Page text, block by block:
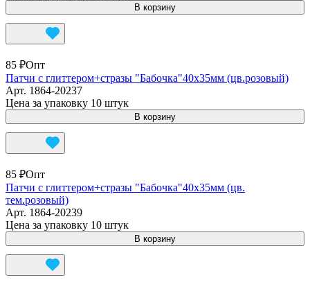
В корзину
85 ₽Опт
Патчи с глиттером+стразы "Бабочка"40х35мм (цв.розовый)
Арт. 1864-20237
Цена за упаковку 10 штук
В корзину
85 ₽Опт
Патчи с глиттером+стразы "Бабочка"40х35мм (цв.
тем.розовый)
Арт. 1864-20239
Цена за упаковку 10 штук
В корзину